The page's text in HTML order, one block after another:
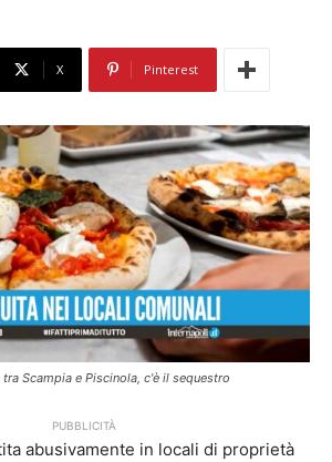
X Pinterest
Scampia e Piscinola, c'è il sequestro
PUBBLICITÀ
abusivamente in locali di proprietà